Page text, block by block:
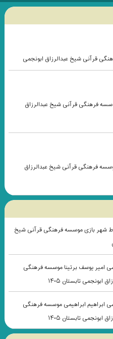
قرآنی شیخ عبدالرزاق ابونجمی
فرهنگی قرآنی شیخ عبدالرزاق
فرهنگی قرآنی شیخ عبدالرزاق
شهر بازی موسسه فرهنگی قرآنی شیخ
امیر یوسف برتینا موسسه فرهنگی
ابونجمی تابستان ۱۴۰۵
ابراهیم ابراهیمی موسسه فرهنگی
ابونجمی تابستان ۱۴۰۵